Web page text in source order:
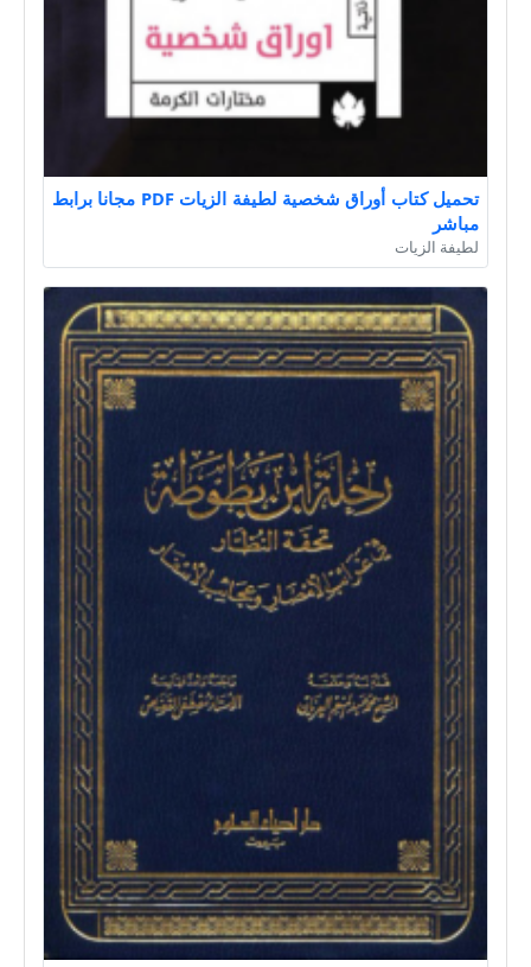
تحميل كتاب أوراق شخصية لطيفة الزيات PDF مجانا برابط
مباشر
لطيفة الزيات